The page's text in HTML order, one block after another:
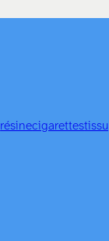
résinecigarettestissu